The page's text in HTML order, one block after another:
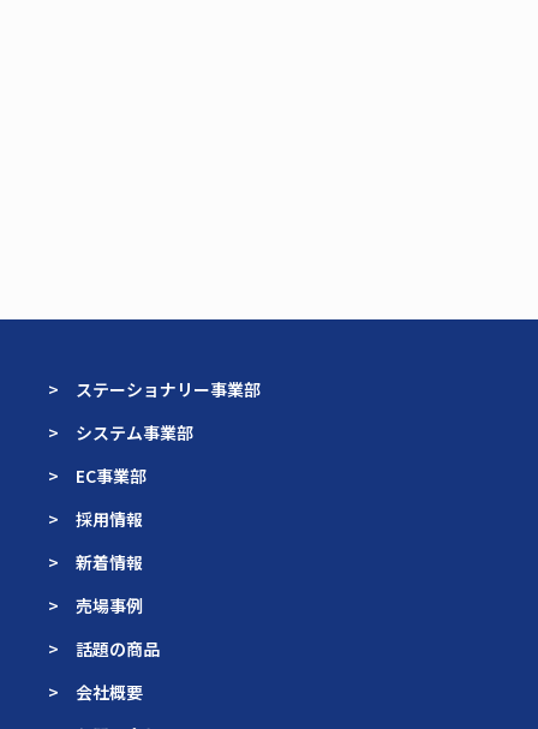
> ステーショナリー事業部
> システム事業部
> EC事業部
> 採用情報
> 新着情報
> 売場事例
> 話題の商品
> 会社概要